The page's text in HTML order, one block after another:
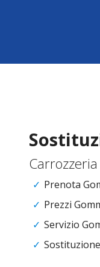
Prenota
Prezzi
Servizio